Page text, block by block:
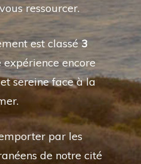
ressourcer.
est classé3
expérience encore
sereine face à la
par les
de notre cité